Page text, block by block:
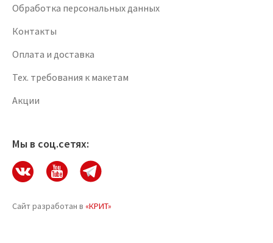
Обработка персональных данных
Контакты
Оплата и доставка
Тех. требования к макетам
Акции
Мы в соц.сетях:
Сайт разработан в «КРИТ»